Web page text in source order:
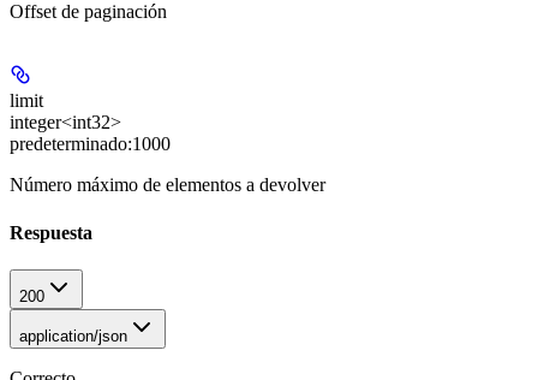
Offset de paginación
limit
integer<int32>
predeterminado:1000
Número máximo de elementos a devolver
Respuesta
200
application/json